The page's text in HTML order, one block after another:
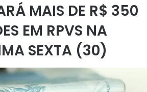
MAIS DE R$ 350
EM RPVS NA
SEXTA (30)